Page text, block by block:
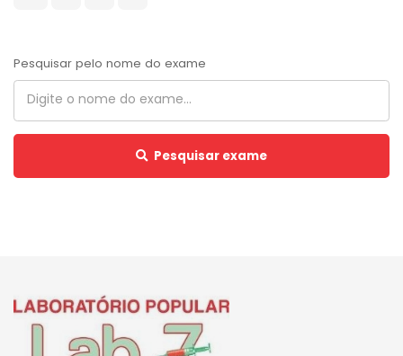
Pesquisar pelo nome do exame
Pesquisar exame